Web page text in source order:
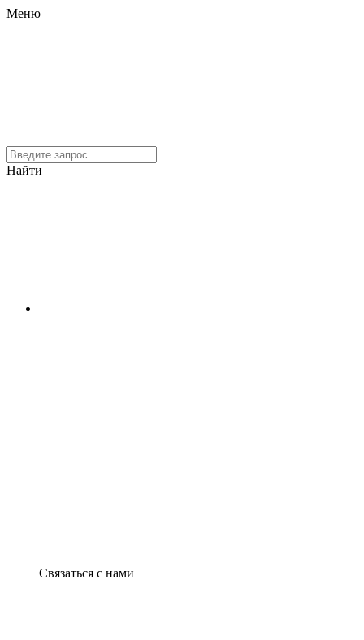
Меню
Найти
Связаться с нами